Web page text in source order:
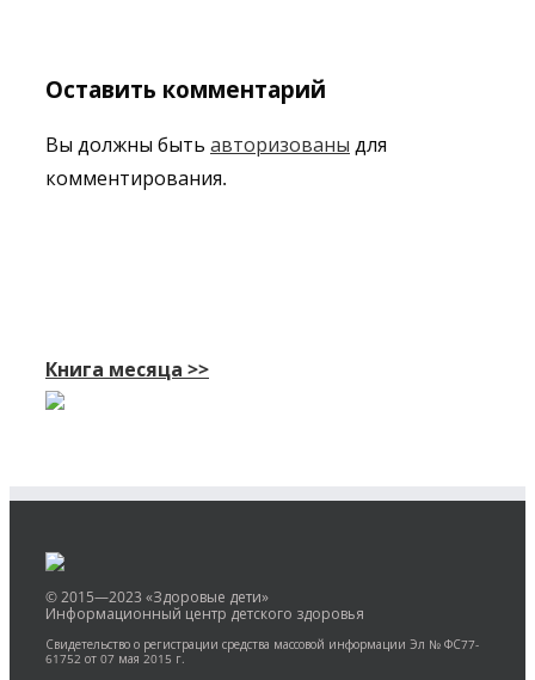
Оставить комментарий
Вы должны быть авторизованы для
комментирования.
Книга месяца >>
© 2015—2023 «Здоровые дети»
Информационный центр детского здоровья
Свидетельство о регистрации средства массовой информации Эл № ФС77-
61752 от 07 мая 2015 г.